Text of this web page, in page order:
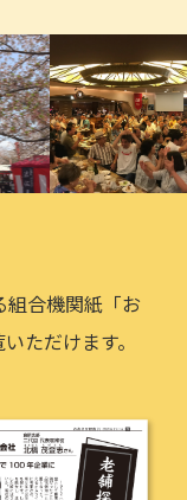
合機関紙「お
ただけます。